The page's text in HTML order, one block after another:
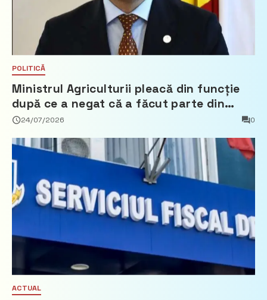
POLITICĂ
Ministrul Agriculturii pleacă din funcție
după ce a negat că a făcut parte din
Partidul Democrat
24/07/2026 0
ACTUAL